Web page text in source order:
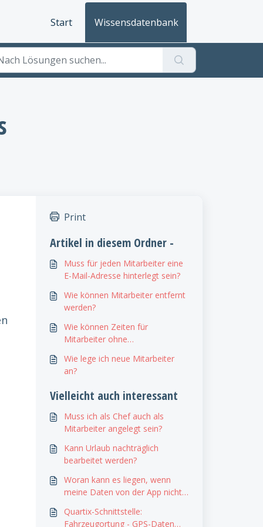
Start Wissensdatenbank
Print
Artikel in diesem Ordner -
Muss für jeden Mitarbeiter eine
E-Mail-Adresse hinterlegt sein?
Wie können Mitarbeiter entfernt
werden?
Wie können Zeiten für
Mitarbeiter ohne
werden?
Wie lege ich neue Mitarbeiter
an?
Vielleicht auch interessant
Muss ich als Chef auch als
Mitarbeiter angelegt sein?
Kann Urlaub nachträglich
bearbeitet werden?
Woran kann es liegen, wenn
meine Daten von der App nicht
synchronisiert werden?
Quartix-Schnittstelle:
Fahrzeugortung - GPS-Daten